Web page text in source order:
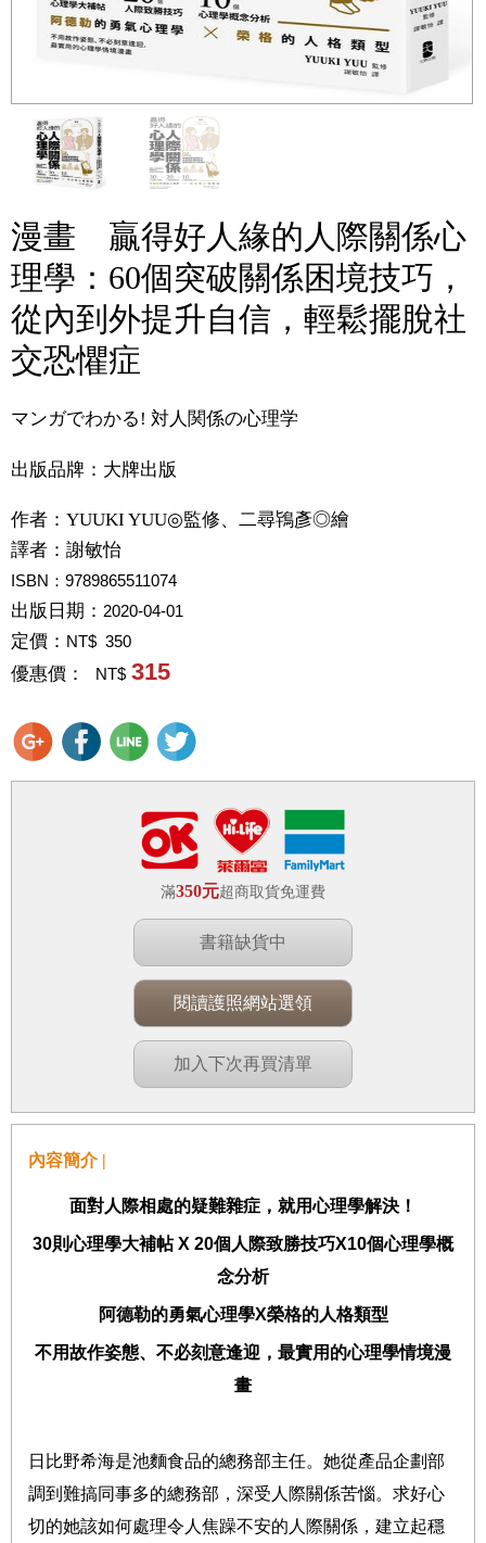
漫畫 贏得好人緣的人際關係心
理學：60個突破關係困境技巧，
從內到外提升自信，輕鬆擺脫社
交恐懼症
マンガでわかる! 対人関係の心理学
出版品牌：大牌出版
作者： YUUKI YUU◎監修、二尋鴇彥◎繪
譯者： 謝敏怡
ISBN：9789865511074
出版日期： 2020-04-01
定價： NT$ 350
優惠價： NT$ 315
滿350元超商取貨免運費
書籍缺貨中
閱讀護照網站選領
加入下次再買清單
內容簡介 |
面對人際相處的疑難雜症，就用心理學解決！
30則心理學大補帖X 20個人際致勝技巧X10個心理學概
念分析
阿德勒的勇氣心理學X榮格的人格類型
不用故作姿態、不必刻意逢迎，最實用的心理學情境漫
畫
日比野希海是池麵食品的總務部主任。她從產品企劃部
調到 難搞同事多的總務部，深受人際關係苦惱。求好心
切的她該如何處理令人焦躁不安的人際關係，建立起穩